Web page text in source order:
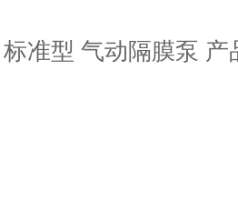
标准型 气动隔膜泵 产